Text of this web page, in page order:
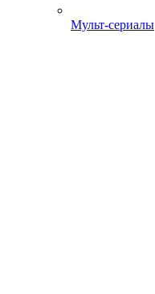
Мульт-сериалы